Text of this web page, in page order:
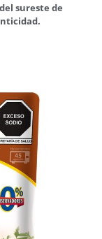
sureste de